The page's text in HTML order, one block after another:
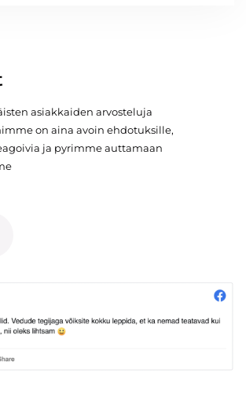
asiakkaiden arvosteluja
on aina avoin ehdotuksille,
ja pyrimme auttamaan